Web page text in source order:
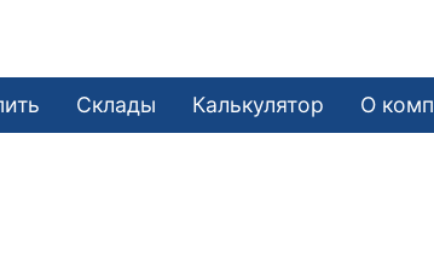
Склады Калькулятор О